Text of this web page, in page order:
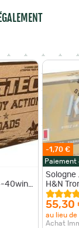
40win
-1,70 €
Paiement
Sologne
H&N
Nose
55,30
au lieu de
Achat